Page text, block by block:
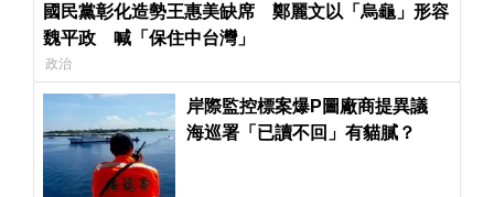
國民黨彰化造勢王惠美缺席 鄭麗文以「烏龜」形容
魏平政 喊「保住中台灣」
政治
岸際監控標案爆P圖廠商提異議
海巡署「已讀不回」有貓膩？